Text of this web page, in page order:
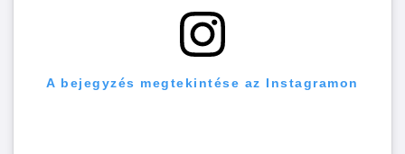
A bejegyzés megtekintése az Instagramon